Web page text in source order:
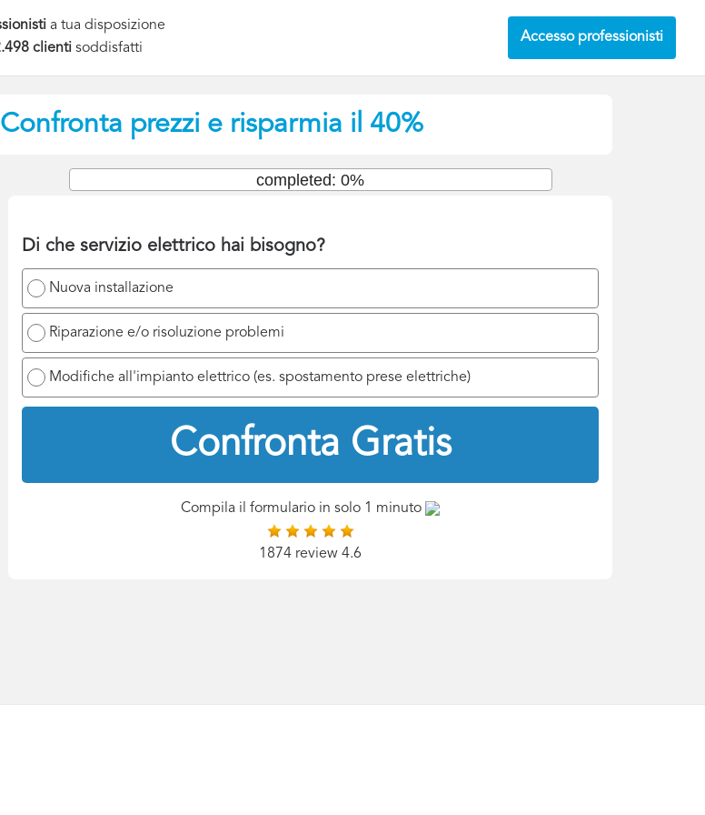
a tua disposizione
clientisoddisfatti
Accesso professionisti
prezzi e risparmia il 40%
Di che servizio elettrico hai bisogno?
Nuova installazione
Riparazione e/o risoluzione problemi
Modifiche all'impianto elettrico (es. spostamento prese elettriche)
Confronta Gratis
completed: 0%
Compila il formulario in solo 1 minuto
1874 review 4.6